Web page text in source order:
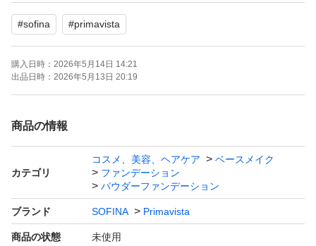
・即購入OKです！
・匿名配送！
・早い者勝ち(^o^)
・たばこは吸いません。
・ペットもおりません。
※おまとめ配送→おてがる配送(匿名)で送れる範囲なら合
2個お買い上げ→100円引き
#sofina #primavista
購入日時： 2026年5月14日 14:21
出品日時： 2026年5月13日 20:19
商品の情報
カテゴリ
コスメ、美容、ヘアケア
ベースメイク
ファンデーション
パウダーファンデーション
ブランド SOFINA Primavista
商品の状態 未使用